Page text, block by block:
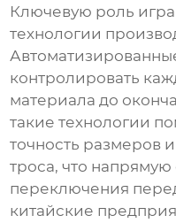
Ключевую роль
технологии
контролировать
материала до
такие технологии
точность размеров
троса, что напрямую
переключения
китайские